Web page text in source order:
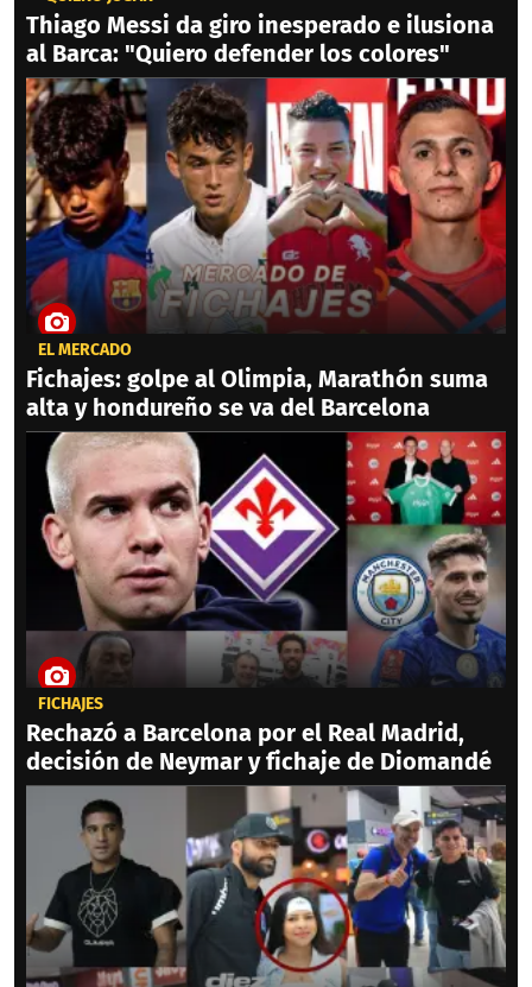
Thiago Messi da giro inesperado e ilusiona
al Barca: "Quiero defender los colores"
EL MERCADO
Fichajes: golpe al Olimpia, Marathón suma
alta y hondureño se va del Barcelona
FICHAJES
Rechazó a Barcelona por el Real Madrid,
decisión de Neymar y fichaje de Diomandé